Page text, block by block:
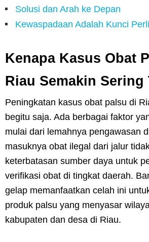
Solusi dan Arah ke Depan
Kewaspadaan Adalah Kunci
Kenapa Kasus Obat
Riau Semakin Sering
Peningkatan kasus obat palsu di
begitu saja. Ada berbagai faktor
mulai dari lemahnya pengawasan
masuknya obat ilegal dari jalur
keterbatasan sumber daya untuk
verifikasi obat di tingkat daerah.
gelap memanfaatkan celah ini
produk palsu yang menyasar
kabupaten dan desa di Riau.